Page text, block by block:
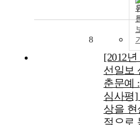
8
[2012년
선일보
춘문예 :
심사평]
상을 현
적으로